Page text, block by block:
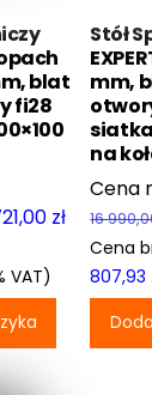
blat
fi28
zł.
złAktualna
cena
wynosi:
721,00 zł.
VAT)
Stół
mm,
siatka
na
16
Cena
807,93